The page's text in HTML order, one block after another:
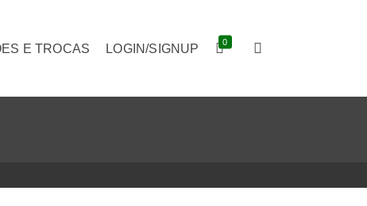
E TROCAS LOGIN/SIGNUP 0